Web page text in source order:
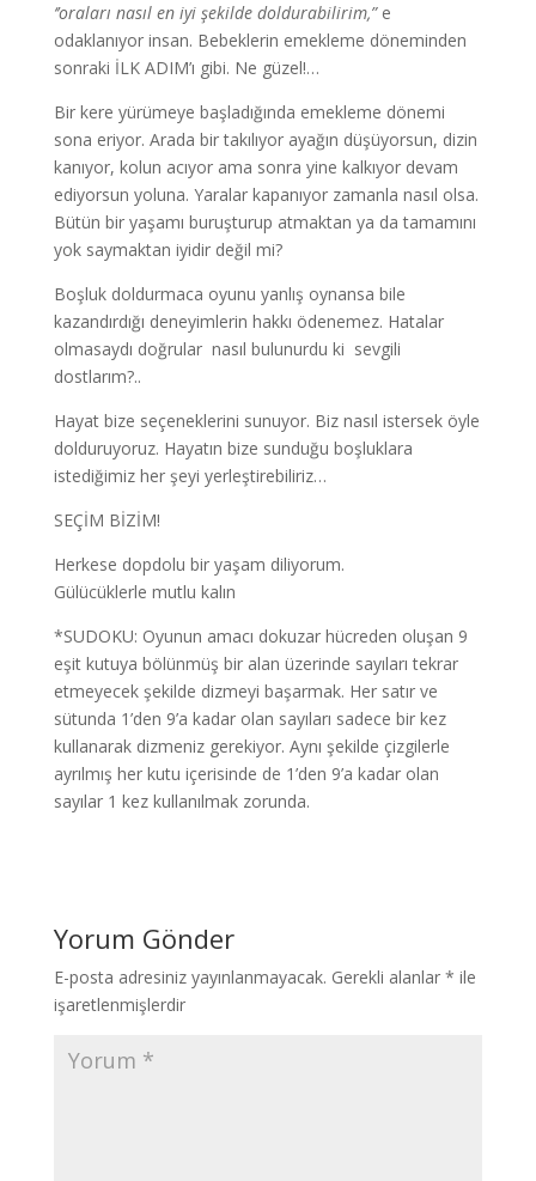
‘’oraları nasıl en iyi şekilde doldurabilirim,” e
odaklanıyor insan. Bebeklerin emekleme döneminden
sonraki İLK ADIM’ı gibi. Ne güzel!…
Bir kere yürümeye başladığında emekleme dönemi
sona eriyor. Arada bir takılıyor ayağın düşüyorsun, dizin
kanıyor, kolun acıyor ama sonra yine kalkıyor devam
ediyorsun yoluna. Yaralar kapanıyor zamanla nasıl olsa.
Bütün bir yaşamı buruşturup atmaktan ya da tamamını
yok saymaktan iyidir değil mi?
Boşluk doldurmaca oyunu yanlış oynansa bile
kazandırdığı deneyimlerin hakkı ödenemez. Hatalar
olmasaydı doğrular nasıl bulunurdu ki sevgili
dostlarım?..
Hayat bize seçeneklerini sunuyor. Biz nasıl istersek öyle
dolduruyoruz. Hayatın bize sunduğu boşluklara
istediğimiz her şeyi yerleştirebiliriz…
SEÇİM BİZİM!
Herkese dopdolu bir yaşam diliyorum.
Gülücüklerle mutlu kalın
*SUDOKU: Oyunun amacı dokuzar hücreden oluşan 9
eşit kutuya bölünmüş bir alan üzerinde sayıları tekrar
etmeyecek şekilde dizmeyi başarmak. Her satır ve
sütunda 1’den 9’a kadar olan sayıları sadece bir kez
kullanarak dizmeniz gerekiyor. Aynı şekilde çizgilerle
ayrılmış her kutu içerisinde de 1’den 9’a kadar olan
sayılar 1 kez kullanılmak zorunda.
Yorum Gönder
E-posta adresiniz yayınlanmayacak. Gerekli alanlar * ile
işaretlenmişlerdir